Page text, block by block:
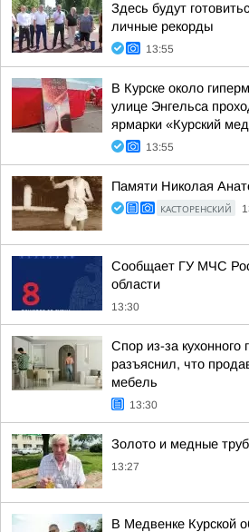
Здесь будут
личные рекорды
13:55
В Курске около
улице Энгельса
ярмарки «Курский
13:55
Памяти Николая
КАСТОРЕНСКИЙ
Сообщает ГУ МЧС
области
13:30
Спор из-за кухонного
разъяснил, что
мебель
13:30
Золото и медные
13:27
В Медвенке Курской